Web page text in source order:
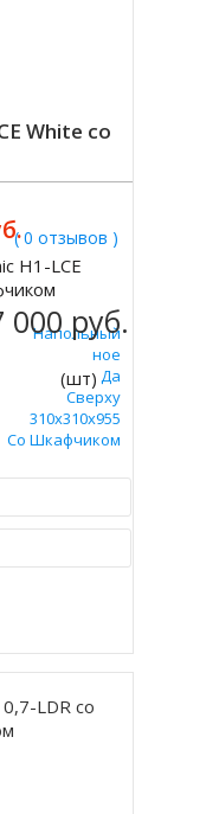
White со
( 0 отзывов )
Напольный
Электронное
Да
Сверху
310x310х955
Со Шкафчиком
H1-LCE
000 руб.
(шт)